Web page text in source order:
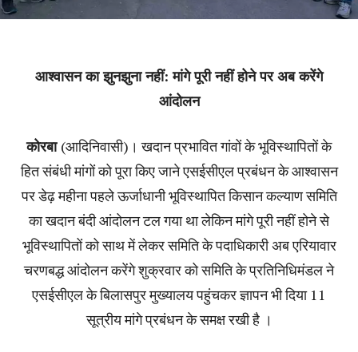
आश्वासन का झुनझुना नहीं: मांगे पूरी नहीं होने पर अब करेंगे
आंदोलन
कोरबा (आदिनिवासी)। खदान प्रभावित गांवों के भूविस्थापितों के
हित संबंधी मांगों को पूरा किए जाने एसईसीएल प्रबंधन के आश्वासन
पर डेढ़ महीना पहले ऊर्जाधानी भूविस्थापित किसान कल्याण समिति
का खदान बंदी आंदोलन टल गया था लेकिन मांगे पूरी नहीं होने से
भूविस्थापितों को साथ में लेकर समिति के पदाधिकारी अब एरियावार
चरणबद्ध आंदोलन करेंगे शुक्रवार को समिति के प्रतिनिधिमंडल ने
एसईसीएल के बिलासपुर मुख्यालय पहुंचकर ज्ञापन भी दिया 11
सूत्रीय मांगे प्रबंधन के समक्ष रखी है ।